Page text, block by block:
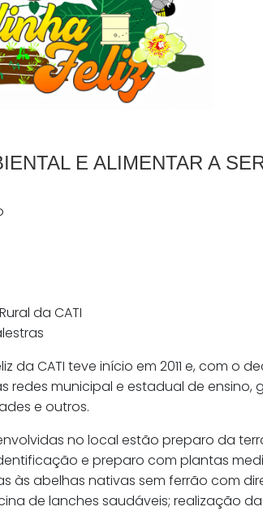
E ALIMENTAR A
da CATI
da CATI teve início em 2011 e, com
redes municipal e estadual de ensino,
e outros.
no local estão preparo da
e preparo com plantas
às abelhas nativas sem ferrão com
de lanches saudáveis; realização